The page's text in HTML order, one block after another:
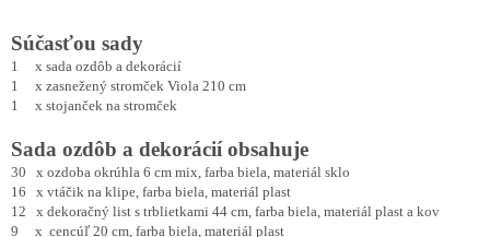
Súčasťou sady
1 x sada ozdôb a dekorácií
1 x zasnežený stromček Viola 210 cm
1 x stojanček na stromček
Sada ozdôb a dekorácií obsahuje
30 x ozdoba okrúhla 6 cm mix, farba biela, materiál sklo
16 x vtáčik na klipe, farba biela, materiál plast
12 x dekoračný list s trblietkami 44 cm, farba biela, materiál plast a kov
9 x cencúľ 20 cm, farba biela, materiál plast